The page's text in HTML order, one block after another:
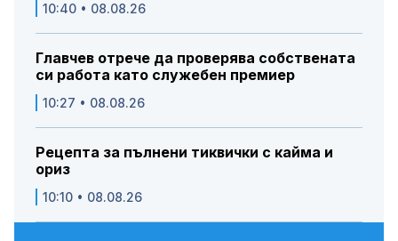
10:40 • 08.08.26
Главчев отрече да проверява собствената
си работа като служебен премиер
10:27 • 08.08.26
Рецепта за пълнени тиквички с кайма и
ориз
10:10 • 08.08.26